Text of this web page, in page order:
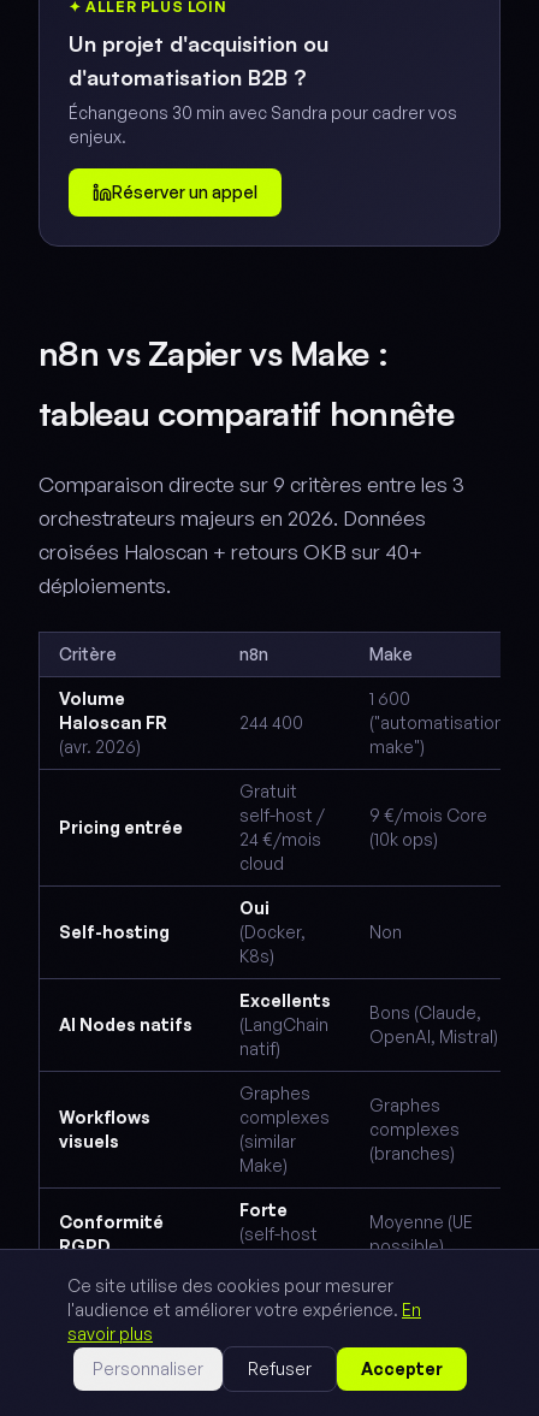
✦ ALLER PLUS LOIN
Un projet d'acquisition ou
d'automatisation B2B ?
Échangeons 30 min avec Sandra pour cadrer vos
enjeux.
Réserver un appel
n8n vs Zapier vs Make :
tableau comparatif honnête
Comparaison directe sur 9 critères entre les 3
orchestrateurs majeurs en 2026. Données
croisées Haloscan + retours OKB sur 40+
déploiements.
Critère n8n Make
Volume
Haloscan FR
(avr. 2026)
244 400
1 600
("automatisation
make")
Pricing entrée
Gratuit
self-host /
24 €/mois
cloud
9 €/mois Core
(10k ops)
Self-hosting
Oui
(Docker,
K8s)
Non
AI Nodes natifs
Excellents
(LangChain
natif)
Bons (Claude,
OpenAI, Mistral)
Workflows
visuels
Graphes
complexes
(similar
Make)
Graphes
complexes
(branches)
Conformité
RGPD
Forte
(self-host
Moyenne (UE
possible)
Courbe
d'apprentissage
Moyenne-
sem)
Moyenne (1-2
Très active
Ce site utilise des cookies pour mesurer
l'audience et améliorer votre expérience. En
savoir plus
Personnaliser
Refuser Accepter